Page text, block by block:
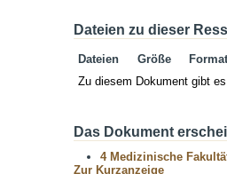
Dateien zu dieser
Dateien Größe
Format
Zu diesem Dokument gibt
Das Dokument
4 Medizinische
Zur Kurzanzeige